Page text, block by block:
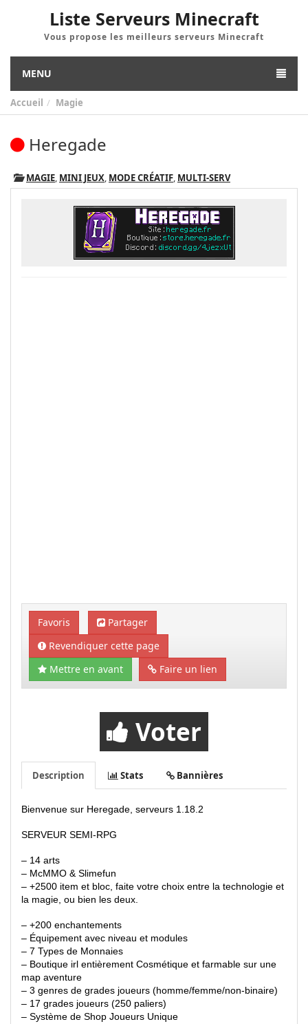
Liste Serveurs Minecraft
Vous propose les meilleurs serveurs Minecraft
MENU
Accueil Magie
Heregade
MAGIE, MINI JEUX, MODE CRÉATIF, MULTI-SERV
Favoris
Partager
Revendiquer cette page
Mettre en avant
Faire un lien
Voter
Description Stats Bannières
Bienvenue sur Heregade, serveurs 1.18.2
SERVEUR SEMI-RPG
– 14 arts
– McMMO & Slimefun
– +2500 item et bloc, faite votre choix entre la technologie et
la magie, ou bien les deux.
– +200 enchantements
– Équipement avec niveau et modules
– 7 Types de Monnaies
– Boutique irl entièrement Cosmétique et farmable sur une
map aventure
– 3 genres de grades joueurs (homme/femme/non-binaire)
– 17 grades joueurs (250 paliers)
– Système de Shop Joueurs Unique